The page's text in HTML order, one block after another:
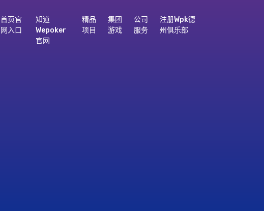
首页官
网入口
知道
Wepoker
官网
精品
项目
集团
游戏
公司
服务
注册wpk德
州俱乐部